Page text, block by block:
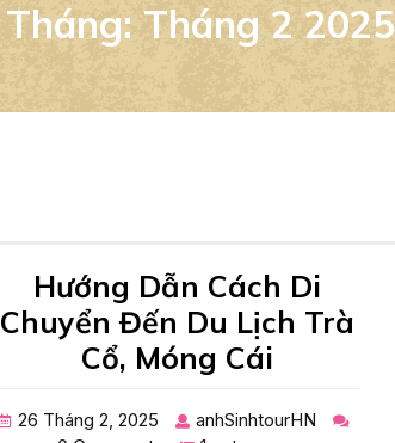
Tháng: Tháng 2 2025
Hướng Dẫn Cách Di
Chuyển Đến Du Lịch Trà
Cổ, Móng Cái
26 Tháng 2, 2025
anhSinhtourHN